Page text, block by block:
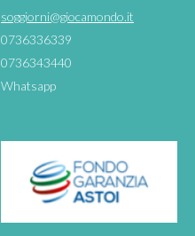
soggiorni@giocamondo.it
0736336339
0736343440
Whatsapp